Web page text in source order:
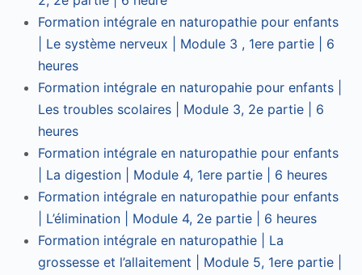
Formation intégrale en naturopathie pour enfants
| Le système nerveux | Module 3 , 1ere partie | 6
heures
Formation intégrale en naturopahie pour enfants |
Les troubles scolaires | Module 3, 2e partie | 6
heures
Formation intégrale en naturopathie pour enfants
| La digestion | Module 4, 1ere partie | 6 heures
Formation intégrale en naturopathie pour enfants
| L’élimination | Module 4, 2e partie | 6 heures
Formation intégrale en naturopathie | La
grossesse et l’allaitement | Module 5, 1ere partie |